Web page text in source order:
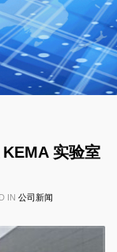
实验室
IN 公司新闻